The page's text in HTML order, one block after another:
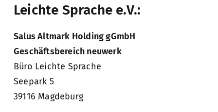
Leichte Sprache e.V.:
Salus Altmark Holding gGmbH
Geschäftsbereich neuwerk
Büro Leichte Sprache
Seepark 5
39116 Magdeburg